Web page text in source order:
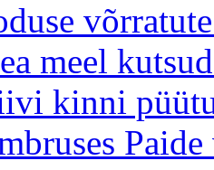
meel
kinni